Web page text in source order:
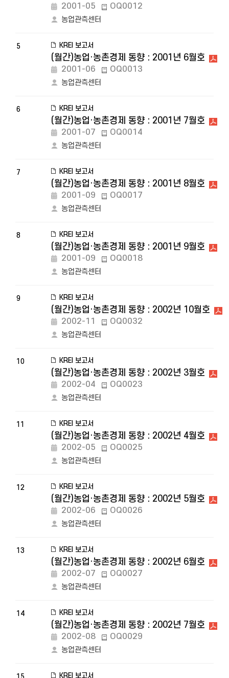
2001-05 OQ0012
농업관측센터
5 KREI 보고서
(월간)농업·농촌경제 동향 : 2001년 6월호
2001-06 OQ0013
농업관측센터
6 KREI 보고서
(월간)농업·농촌경제 동향 : 2001년 7월호
2001-07 OQ0014
농업관측센터
7 KREI 보고서
(월간)농업·농촌경제 동향 : 2001년 8월호
2001-09 OQ0017
농업관측센터
8 KREI 보고서
(월간)농업·농촌경제 동향 : 2001년 9월호
2001-09 OQ0018
농업관측센터
9 KREI 보고서
(월간)농업·농촌경제 동향 : 2002년 10월호
2002-11 OQ0032
농업관측센터
10 KREI 보고서
(월간)농업·농촌경제 동향 : 2002년 3월호
2002-04 OQ0023
농업관측센터
11 KREI 보고서
(월간)농업·농촌경제 동향 : 2002년 4월호
2002-05 OQ0025
농업관측센터
12 KREI 보고서
(월간)농업·농촌경제 동향 : 2002년 5월호
2002-06 OQ0026
농업관측센터
13 KREI 보고서
(월간)농업·농촌경제 동향 : 2002년 6월호
2002-07 OQ0027
농업관측센터
14 KREI 보고서
(월간)농업·농촌경제 동향 : 2002년 7월호
2002-08 OQ0029
농업관측센터
KREI 보고서